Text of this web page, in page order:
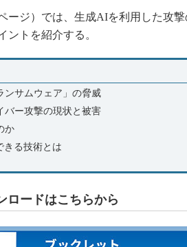
ージ）では、生成AIを利用した攻
ントを紹介する。
ンサムウェア」の脅威
バー攻撃の現状と被害
か
きる技術とは
ロードはこちらから